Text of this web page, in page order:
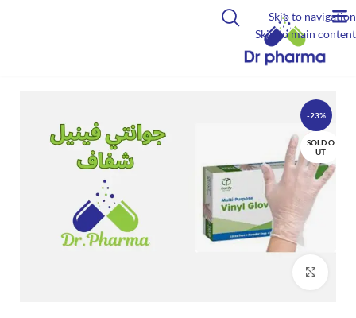
Skip to navigation
Skip to main content
-23%
SOLD O
UT